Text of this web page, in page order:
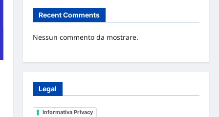
Recent Comments
Nessun commento da mostrare.
Legal
Informativa Privacy